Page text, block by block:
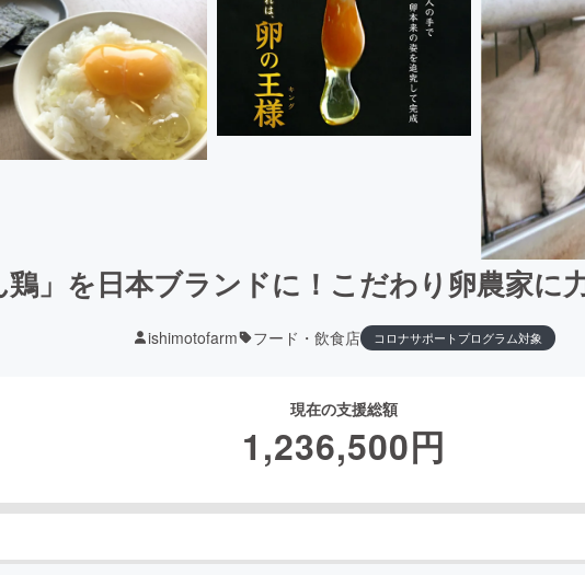
鶏」を日本ブランドに！こだわり卵農家に
ishimotofarm フード・飲食店 コロナサポートプログラム対象
現在の支援総額
1,236,500円